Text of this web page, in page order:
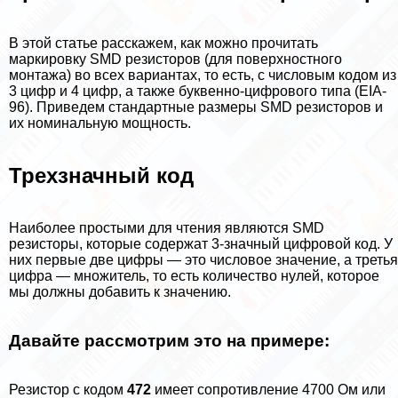
В этой статье расскажем, как можно прочитать
маркировку SMD резисторов (для поверхностного
монтажа) во всех вариантах, то есть, с числовым кодом из
3 цифр и 4 цифр, а также буквенно-цифрового типа (EIA-
96). Приведем стандартные размеры SMD резисторов и
их номинальную мощность.
Трехзначный код
Наиболее простыми для чтения являются SMD
резисторы, которые содержат 3-значный цифровой код. У
них первые две цифры — это числовое значение, а третья
цифра — множитель, то есть количество нулей, которое
мы должны добавить к значению.
Давайте рассмотрим это на примере:
Резистор с кодом 472 имеет сопротивление 4700 Ом или